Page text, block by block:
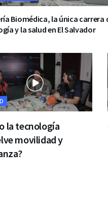
Biomédica, la única carrera
y la salud en El Salvador
la tecnología
movilidad y